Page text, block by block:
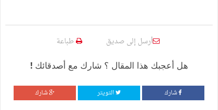
أرسل إلى صديق طباعة
هل أعجبك هذا المقال ؟ شارك مع أصدقائك !
شارك التويتر شارك